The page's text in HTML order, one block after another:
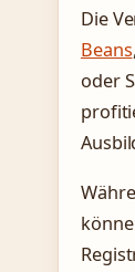
Die
Beans,
oder